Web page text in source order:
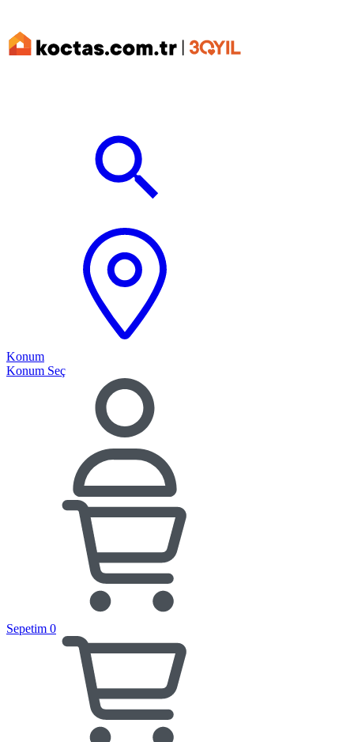
Konum
Konum Seç
Sepetim 0